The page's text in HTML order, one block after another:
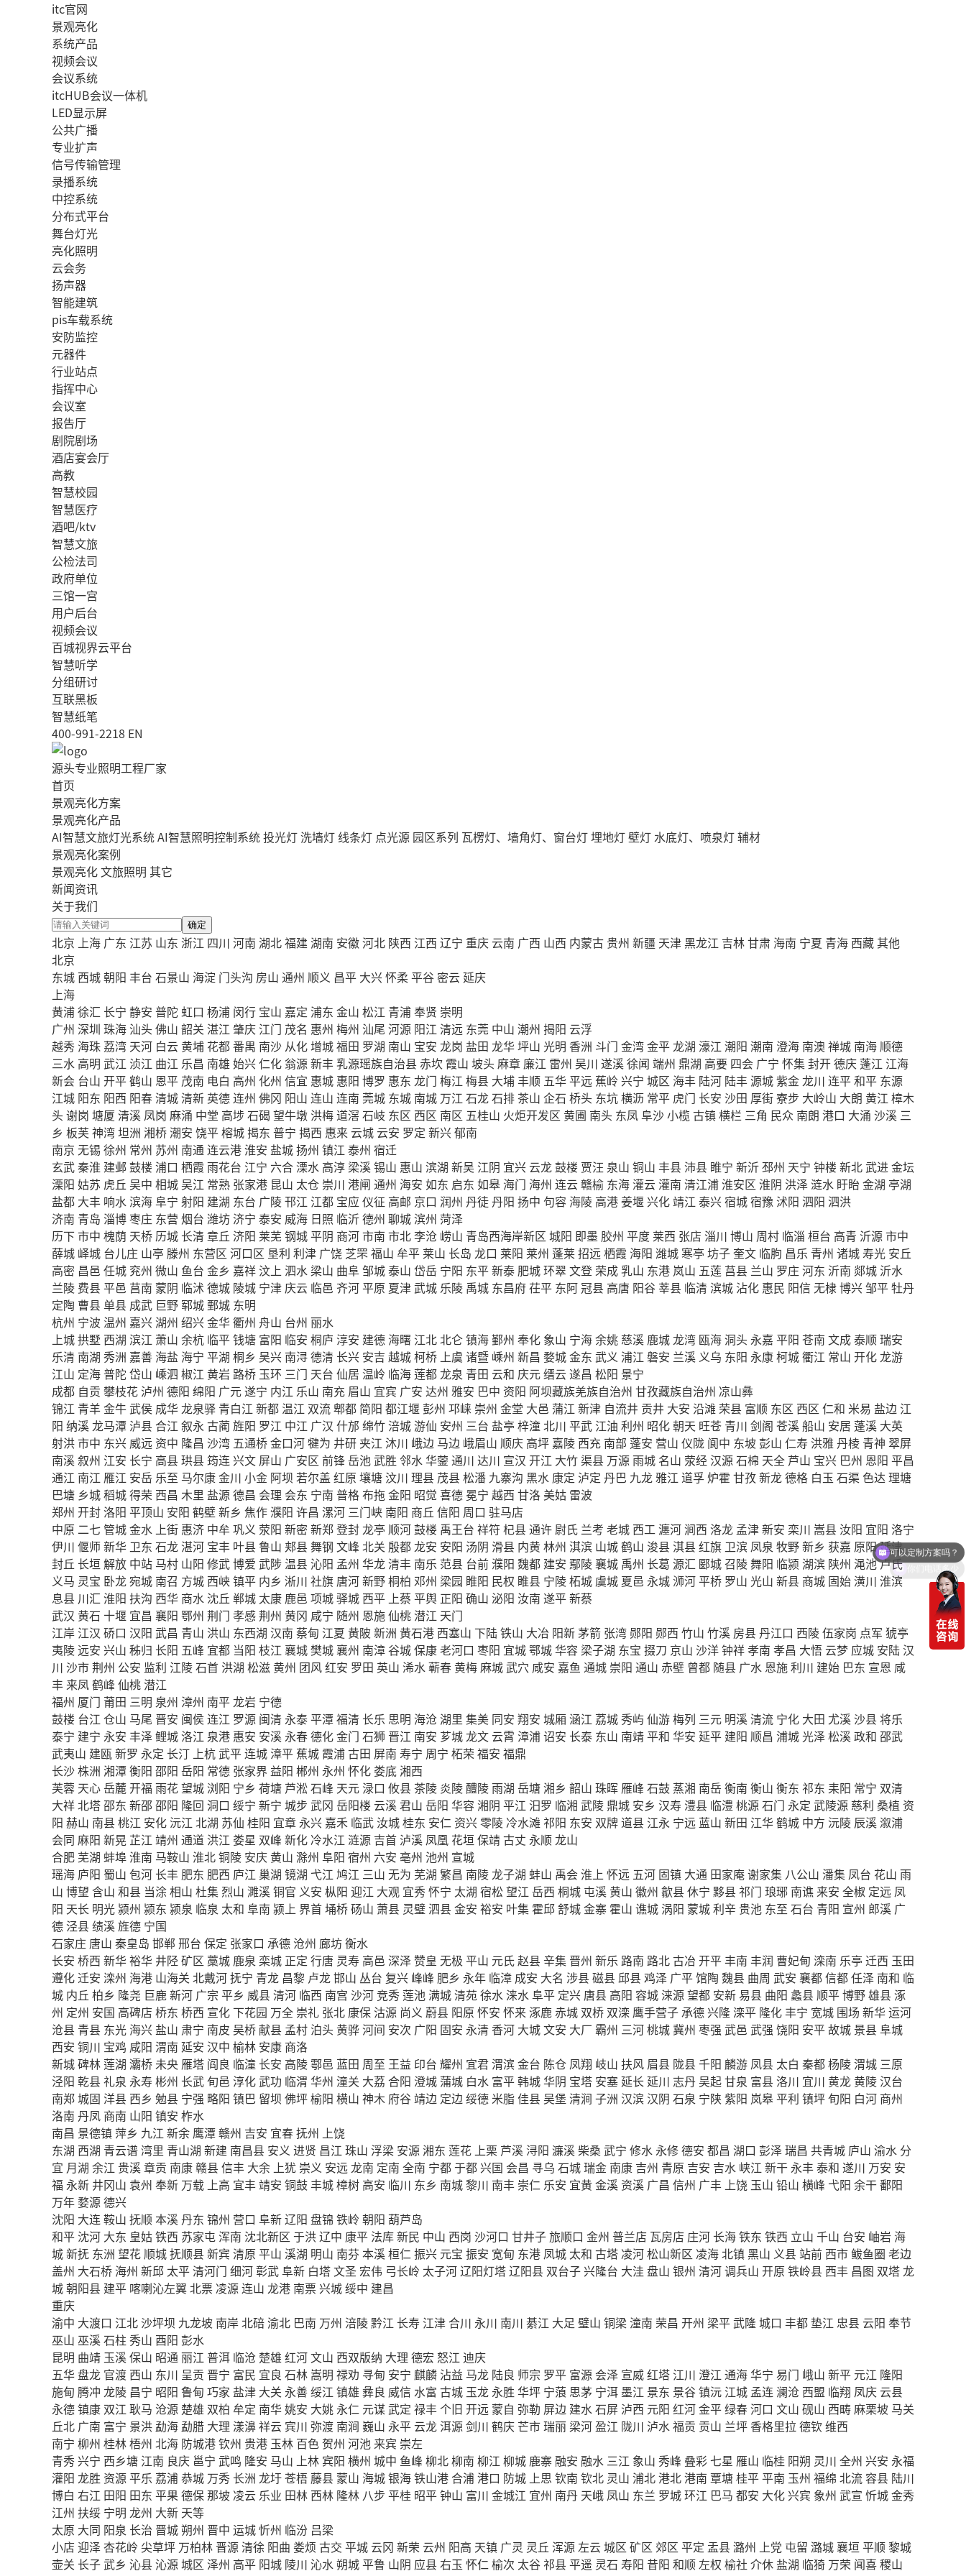
itc官网
景观亮化
系统产品
视频会议
会议系统
itcHUB会议一体机
LED显示屏
公共广播
专业扩声
信号传输管理
录播系统
中控系统
分布式平台
舞台灯光
亮化照明
云会务
扬声器
智能建筑
pis车载系统
安防监控
元器件
行业站点
指挥中心
会议室
报告厅
剧院剧场
酒店宴会厅
高教
智慧校园
智慧医疗
酒吧/ktv
智慧文旅
公检法司
政府单位
三馆一宫
用户后台
视频会议
百城视界云平台
智慧听学
分组研讨
互联黑板
智慧纸笔
400-991-2218 EN
源头专业照明工程厂家
首页
景观亮化方案
景观亮化产品
AI智慧文旅灯光系统AI智慧照明控制系统投光灯洗墙灯线条灯 点光源 园区系列 瓦楞灯、墙角灯、窗台灯埋地灯壁灯水底灯、喷泉灯辅材
景观亮化案例
景观亮化文旅照明 其它
新闻资讯
关于我们
确定
北京 上海 广东 江苏 山东 浙江 四川 河南 湖北福建湖南 安徽河北 陕西 江西 辽宁 重庆 云南 广西 山西 内蒙古 贵州 新疆 天津黑龙江 吉林甘肃 海南 宁夏 青海 西藏其他
北京
东城 西城朝阳 丰台 石景山 海淀 门头沟 房山 通州 顺义 昌平 大兴怀柔平谷 密云延庆
上海
黄浦徐汇 长宁 静安 普陀 虹口 杨浦 闵行 宝山 嘉定 浦东 金山 松江 青浦奉贤 崇明
广州 深圳 珠海 汕头佛山 韶关 湛江 肇庆 江门 茂名 惠州 梅州 汕尾 河源 阳江 清远 东莞 中山 潮州 揭阳 云浮
越秀 海珠 荔湾 天河 白云黄埔 花都番禺 南沙 从化增城福田 罗湖 南山 宝安 龙岗 盐田 龙华坪山 光明 香洲 斗门 金湾金平龙湖 濠江 潮阳 潮南 澄海 南澳禅城 南海 顺德
三水 高明 武江 浈江 曲江 乐昌 南雄 始兴仁化 翁源新丰乳源瑶族自治县赤坎 霞山 坡头麻章 廉江 雷州 吴川 遂溪徐闻 端州 鼎湖 高要 四会 广宁 怀集封开德庆 蓬江 江海
新会 台山 开平鹤山 恩平 茂南 电白 高州 化州 信宜 惠城 惠阳 博罗 惠东 龙门 梅江 梅县 大埔丰顺 五华平远 蕉岭 兴宁 城区 海丰 陆河 陆丰源城紫金龙川 连平和平 东源
江城 阳东 阳西 阳春清城清新 英德连州 佛冈 阳山 连山 连南 莞城 东城 南城 万江 石龙石排茶山 企石 桥头 东坑横沥 常平 虎门 长安 沙田 厚街寮步 大岭山 大朗 黄江 樟木
头谢岗 塘厦 清溪 凤岗 麻涌 中堂 高埗石碣 望牛墩 洪梅道滘 石岐 东区 西区 南区 五桂山 火炬开发区 黄圃 南头 东凤阜沙小榄 古镇横栏 三角 民众 南朗 港口 大涌 沙溪 三
乡 板芙 神湾坦洲 湘桥潮安 饶平榕城揭东 普宁 揭西 惠来 云城 云安 罗定 新兴郁南
南京 无锡 徐州 常州 苏州 南通连云港淮安 盐城扬州 镇江 泰州 宿迁
玄武秦淮 建邺鼓楼 浦口 栖霞 雨花台 江宁 六合 溧水 高淳 梁溪锡山 惠山 滨湖 新吴 江阴 宜兴 云龙鼓楼 贾汪 泉山 铜山 丰县 沛县 睢宁 新沂邳州 天宁 钟楼 新北武进金坛
溧阳 姑苏 虎丘 吴中 相城吴江 常熟 张家港 昆山 太仓 崇川 港闸 通州 海安 如东 启东 如皋 海门 海州 连云赣榆 东海灌云灌南 清江浦淮安区 淮阴 洪泽 涟水 盱眙金湖 亭湖
盐都 大丰 响水滨海阜宁 射阳 建湖 东台 广陵邗江 江都 宝应 仪征 高邮 京口 润州 丹徒丹阳 扬中 句容 海陵 高港姜堰兴化靖江 泰兴宿城宿豫 沭阳 泗阳 泗洪
济南 青岛 淄博枣庄 东营 烟台 潍坊济宁 泰安 威海 日照 临沂德州 聊城滨州 菏泽
历下市中 槐荫 天桥 历城 长清章丘 济阳 莱芜钢城平阴 商河市南 市北李沧 崂山 青岛西海岸新区 城阳 即墨 胶州 平度 莱西 张店 淄川 博山 周村 临淄 桓台 高青 沂源市中
薛城 峄城 台儿庄 山亭 滕州 东营区 河口区 垦利 利津 广饶 芝罘福山 牟平 莱山 长岛 龙口 莱阳 莱州 蓬莱招远 栖霞 海阳 潍城 寒亭 坊子奎文 临朐 昌乐 青州 诸城寿光 安丘
高密 昌邑 任城 兖州 微山 鱼台 金乡 嘉祥 汶上 泗水 梁山 曲阜邹城泰山 岱岳 宁阳 东平新泰 肥城环翠文登 荣成乳山 东港 岚山 五莲 莒县 兰山 罗庄河东 沂南 郯城 沂水
兰陵 费县平邑 莒南 蒙阴 临沭德城 陵城 宁津 庆云 临邑 齐河平原 夏津武城 乐陵 禹城 东昌府茌平 东阿冠县 高唐 阳谷莘县 临清滨城 沾化 惠民 阳信无棣博兴邹平牡丹
定陶 曹县单县 成武 巨野 郓城 鄄城 东明
杭州 宁波 温州 嘉兴湖州 绍兴金华衢州 舟山 台州 丽水
上城拱墅 西湖 滨江 萧山 余杭 临平钱塘 富阳 临安 桐庐 淳安 建德 海曙 江北北仑镇海鄞州 奉化 象山 宁海余姚 慈溪 鹿城龙湾 瓯海洞头 永嘉 平阳 苍南 文成泰顺瑞安
乐清 南湖 秀洲 嘉善 海盐 海宁 平湖 桐乡 吴兴 南浔德清 长兴 安吉 越城柯桥 上虞 诸暨 嵊州 新昌 婺城金东 武义 浦江 磐安 兰溪 义乌 东阳 永康柯城衢江 常山 开化龙游
江山 定海普陀 岱山 嵊泗 椒江 黄岩 路桥 玉环 三门 天台 仙居 温岭 临海莲都龙泉 青田 云和 庆元缙云遂昌 松阳 景宁
成都 自贡 攀枝花 泸州 德阳 绵阳 广元遂宁 内江 乐山 南充 眉山 宜宾 广安 达州 雅安 巴中 资阳 阿坝藏族羌族自治州 甘孜藏族自治州 凉山彝
锦江 青羊金牛武侯 成华龙泉驿 青白江 新都 温江 双流郫都 简阳 都江堰彭州 邛崃 崇州 金堂 大邑 蒲江 新津 自流井 贡井 大安 沿滩 荣县 富顺 东区 西区 仁和 米易 盐边 江
阳 纳溪龙马潭 泸县合江 叙永古蔺旌阳 罗江 中江 广汉 什邡 绵竹 涪城游仙 安州 三台 盐亭 梓潼北川 平武 江油 利州 昭化朝天 旺苍 青川 剑阁 苍溪船山 安居 蓬溪 大英
射洪市中 东兴 威远 资中 隆昌 沙湾 五通桥金口河犍为 井研 夹江 沐川 峨边 马边 峨眉山 顺庆 高坪 嘉陵 西充 南部 蓬安 营山 仪陇 阆中 东坡彭山 仁寿 洪雅丹棱 青神 翠屏
南溪叙州 江安 长宁 高县珙县筠连兴文 屏山 广安区 前锋岳池武胜 邻水华蓥 通川 达川 宣汉 开江 大竹 渠县 万源雨城 名山 荥经汉源石棉 天全 芦山 宝兴 巴州 恩阳 平昌
通江 南江 雁江 安岳 乐至 马尔康金川 小金 阿坝 若尔盖 红原 壤塘 汶川 理县 茂县松潘 九寨沟 黑水 康定 泸定 丹巴 九龙雅江 道孚炉霍 甘孜新龙德格 白玉 石渠色达 理塘
巴塘 乡城稻城得荣 西昌 木里 盐源德昌 会理 会东 宁南 普格布拖金阳 昭觉 喜德 冕宁 越西 甘洛 美姑 雷波
郑州 开封洛阳 平顶山 安阳 鹤壁新乡 焦作濮阳 许昌 漯河 三门峡 南阳 商丘 信阳 周口 驻马店
中原 二七 管城金水 上街 惠济 中牟巩义 荥阳 新密 新郑登封龙亭 顺河鼓楼 禹王台 祥符 杞县通许 尉氏 兰考 老城 西工瀍河涧西 洛龙 孟津新安 栾川 嵩县 汝阳 宜阳 洛宁
伊川 偃师新华 卫东 石龙湛河 宝丰 叶县鲁山 郏县舞钢 文峰 北关 殷都龙安 安阳 汤阴 滑县 内黄林州 淇滨 山城鹤山 浚县淇县红旗 卫滨 凤泉 牧野新乡 获嘉 原阳延津
封丘 长垣解放 中站 马村 山阳 修武博爱 武陟 温县沁阳 孟州 华龙清丰 南乐 范县 台前濮阳 魏都 建安 鄢陵襄城 禹州 长葛 源汇 郾城召陵舞阳 临颍 湖滨 陕州 渑池卢氏
义马 灵宝 卧龙宛城 南召 方城 西峡镇平 内乡 淅川 社旗 唐河新野桐柏 邓州 梁园 睢阳 民权 睢县 宁陵柘城 虞城 夏邑 永城浉河平桥 罗山 光山 新县 商城 固始潢川 淮滨
息县 川汇 淮阳 扶沟 西华 商水 沈丘 郸城 太康 鹿邑 项城驿城 西平 上蔡 平舆 正阳 确山 泌阳 汝南 遂平新蔡
武汉 黄石 十堰 宜昌 襄阳 鄂州 荆门 孝感荆州 黄冈 咸宁 随州 恩施仙桃潜江 天门
江岸 江汉 硚口 汉阳 武昌 青山 洪山 东西湖 汉南 蔡甸 江夏 黄陂 新洲 黄石港 西塞山 下陆铁山 大冶 阳新茅箭 张湾 郧阳 郧西 竹山 竹溪 房县丹江口 西陵伍家岗 点军 猇亭
夷陵远安 兴山 秭归 长阳 五峰 宜都 当阳 枝江 襄城樊城襄州 南漳谷城保康老河口 枣阳 宜城鄂城华容 梁子湖 东宝 掇刀 京山 沙洋钟祥孝南 孝昌 大悟 云梦 应城 安陆汉
川 沙市荆州 公安 监利 江陵石首 洪湖 松滋黄州 团风红安 罗田 英山 浠水蕲春黄梅麻城武穴 咸安 嘉鱼 通城 崇阳 通山 赤壁 曾都 随县 广水 恩施利川 建始 巴东 宣恩 咸
丰 来凤鹤峰 仙桃潜江
福州 厦门 莆田 三明 泉州 漳州 南平龙岩 宁德
鼓楼 台江 仓山 马尾 晋安 闽侯连江 罗源 闽清 永泰平潭福清 长乐 思明 海沧 湖里 集美 同安 翔安 城厢 涵江 荔城秀屿仙游梅列 三元 明溪清流 宁化 大田 尤溪沙县将乐
泰宁 建宁 永安 丰泽鲤城洛江 泉港 惠安 安溪 永春德化金门 石狮 晋江 南安 芗城龙文 云霄 漳浦诏安 长泰 东山 南靖平和 华安 延平 建阳 顺昌 浦城光泽松溪政和 邵武
武夷山 建瓯新罗 永定 长汀 上杭武平连城 漳平 蕉城 霞浦古田 屏南 寿宁 周宁 柘荣 福安 福鼎
长沙株洲 湘潭衡阳 邵阳 岳阳 常德 张家界 益阳 郴州 永州 怀化 娄底湘西
芙蓉 天心岳麓开福 雨花望城 浏阳 宁乡 荷塘 芦淞石峰 天元 渌口 攸县茶陵 炎陵醴陵雨湖 岳塘湘乡 韶山 珠晖 雁峰 石鼓 蒸湘 南岳衡南 衡山 衡东 祁东 耒阳 常宁 双清
大祥北塔邵东 新邵邵阳 隆回 洞口 绥宁 新宁 城步 武冈 岳阳楼 云溪君山 岳阳 华容湘阴 平江 汨罗 临湘 武陵鼎城 安乡 汉寿 澧县 临澧桃源石门 永定 武陵源 慈利 桑植 资
阳 赫山 南县桃江 安化沅江 北湖 苏仙 桂阳 宜章 永兴 嘉禾 临武 汝城桂东 安仁 资兴零陵 冷水滩 祁阳 东安 双牌道县 江永 宁远 蓝山 新田 江华鹤城 中方 沅陵 辰溪 溆浦
会同 麻阳 新晃 芷江 靖州 通道 洪江 娄星 双峰 新化 冷水江 涟源 吉首 泸溪 凤凰 花垣保靖古丈 永顺龙山
合肥 芜湖 蚌埠淮南 马鞍山 淮北铜陵 安庆黄山 滁州 阜阳 宿州 六安 亳州 池州 宣城
瑶海 庐阳 蜀山 包河 长丰 肥东 肥西 庐江 巢湖 镜湖 弋江 鸠江 三山 无为 芜湖 繁昌 南陵龙子湖 蚌山 禹会淮上 怀远 五河 固镇 大通 田家庵谢家集 八公山 潘集 凤台 花山 雨
山 博望 含山 和县 当涂相山 杜集 烈山 濉溪铜官 义安 枞阳 迎江 大观 宜秀怀宁 太湖 宿松 望江 岳西 桐城 屯溪黄山 徽州 歙县休宁 黟县祁门 琅琊 南谯 来安 全椒 定远 凤
阳 天长 明光颍州 颍东 颍泉 临泉 太和 阜南 颍上 界首埇桥砀山 萧县 灵璧泗县金安 裕安 叶集 霍邱舒城金寨 霍山 谯城 涡阳 蒙城利辛 贵池 东至 石台 青阳 宣州 郎溪 广
德 泾县绩溪旌德 宁国
石家庄 唐山 秦皇岛 邯郸 邢台 保定 张家口 承德 沧州 廊坊衡水
长安 桥西 新华裕华 井陉矿区 藁城 鹿泉 栾城 正定 行唐 灵寿 高邑 深泽 赞皇 无极 平山 元氏赵县辛集 晋州 新乐 路南 路北古冶 开平丰南 丰润 曹妃甸 滦南 乐亭 迁西 玉田
遵化迁安 滦州 海港 山海关 北戴河抚宁 青龙 昌黎 卢龙邯山 丛台 复兴 峰峰 肥乡 永年 临漳 成安 大名 涉县磁县邱县鸡泽 广平馆陶 魏县 曲周 武安 襄都信都任泽 南和 临
城 内丘 柏乡 隆尧 巨鹿新河 广宗 平乡 威县清河 临西 南宫 沙河竞秀莲池 满城清苑徐水 涞水阜平 定兴 唐县 高阳 容城 涞源望都 安新易县 曲阳 蠡县 顺平博野雄县涿
州 定州 安国 高碑店 桥东 桥西 宣化下花园 万全 崇礼 张北 康保 沽源 尚义 蔚县 阳原 怀安 怀来涿鹿赤城 双桥 双滦 鹰手营子承德兴隆 滦平 隆化丰宁 宽城 围场 新华运河
沧县 青县 东光 海兴 盐山 肃宁 南皮 吴桥献县 孟村 泊头黄骅河间 安次 广阳 固安 永清 香河 大城文安 大厂 霸州 三河桃城冀州 枣强 武邑 武强 饶阳 安平故城 景县阜城
西安 铜川 宝鸡 咸阳 渭南 延安 汉中 榆林 安康 商洛
新城碑林莲湖 灞桥未央 雁塔 阎良 临潼 长安 高陵鄠邑 蓝田 周至 王益 印台 耀州 宜君渭滨金台 陈仓 凤翔 岐山 扶风 眉县 陇县千阳 麟游 凤县 太白 秦都杨陵渭城 三原
泾阳 乾县礼泉 永寿彬州 长武旬邑 淳化武功 临渭 华州 潼关 大荔 合阳 澄城蒲城 白水 富平韩城华阴 宝塔 安塞延长 延川 志丹吴起甘泉 富县洛川 宜川 黄龙黄陵汉台
南郑城固 洋县 西乡 勉县 宁强 略阳 镇巴 留坝 佛坪榆阳 横山 神木 府谷靖边 定边绥德 米脂佳县吴堡 清涧 子洲 汉滨汉阴 石泉 宁陕紫阳 岚皋平利 镇坪旬阳 白河 商州
洛南 丹凤 商南 山阳 镇安 柞水
南昌 景德镇萍乡 九江 新余 鹰潭赣州 吉安 宜春抚州 上饶
东湖 西湖 青云谱湾里 青山湖 新建 南昌县 安义 进贤 昌江 珠山 浮梁 安源湘东 莲花 上栗 芦溪 浔阳 濂溪柴桑武宁 修水 永修德安 都昌 湖口 彭泽瑞昌 共青城 庐山 渝水 分
宜 月湖 余江 贵溪章贡 南康赣县信丰 大余 上犹 崇义 安远 龙南 定南 全南 宁都于都兴国 会昌 寻乌 石城瑞金 南康 吉州 青原 吉安 吉水 峡江 新干 永丰泰和 遂川 万安 安
福 永新 井冈山 袁州 奉新 万载 上高 宜丰靖安 铜鼓丰城樟树 高安 临川 东乡 南城黎川 南丰 崇仁 乐安 宜黄金溪 资溪 广昌 信州 广丰 上饶 玉山 铅山 横峰 弋阳 余干鄱阳
万年婺源德兴
沈阳 大连鞍山 抚顺本溪丹东 锦州 营口 阜新辽阳 盘锦 铁岭 朝阳 葫芦岛
和平 沈河 大东 皇姑铁西 苏家屯 浑南 沈北新区 于洪辽中 康平 法库新民 中山 西岗 沙河口 甘井子旅顺口 金州 普兰店 瓦房店 庄河 长海铁东 铁西 立山 千山 台安 岫岩 海
城新抚 东洲 望花 顺城抚顺县新宾 清原 平山 溪湖 明山 南芬 本溪桓仁振兴 元宝 振安 宽甸 东港 凤城 太和 古塔 凌河松山新区 凌海北镇黑山 义县 站前 西市 鲅鱼圈 老边
盖州 大石桥 海州 新邱 太平清河门 细河彰武阜新 白塔文圣宏伟 弓长岭 太子河辽阳灯塔辽阳县 双台子兴隆台 大洼 盘山 银州 清河调兵山 开原 铁岭县 西丰 昌图 双塔龙
城朝阳县 建平 喀喇沁左翼北票 凌源连山 龙港 南票兴城绥中 建昌
重庆
渝中 大渡口 江北沙坪坝 九龙坡 南岸北碚渝北 巴南 万州 涪陵黔江 长寿 江津合川 永川 南川 綦江 大足 璧山 铜梁潼南 荣昌 开州 梁平武隆城口 丰都 垫江 忠县 云阳 奉节
巫山 巫溪石柱 秀山 酉阳 彭水
昆明 曲靖 玉溪保山 昭通丽江 普洱 临沧 楚雄 红河文山 西双版纳 大理 德宏 怒江 迪庆
五华盘龙 官渡 西山 东川 呈贡 晋宁 富民 宜良 石林嵩明 禄劝 寻甸 安宁 麒麟 沾益 马龙 陆良 师宗 罗平 富源 会泽 宣威红塔 江川 澄江 通海华宁 易门 峨山 新平 元江 隆阳
施甸 腾冲 龙陵 昌宁 昭阳 鲁甸 巧家 盐津 大关 永善绥江 镇雄 彝良 威信水富 古城 玉龙 永胜 华坪 宁蒗 思茅 宁洱 墨江 景东 景谷镇沅 江城 孟连 澜沧 西盟 临翔 凤庆 云县
永德镇康 双江 耿马 沧源 楚雄 双柏 牟定 南华姚安 大姚 永仁 元谋武定 禄丰个旧 开远 蒙自 弥勒 屏边 建水石屏 泸西 元阳 红河金平绿春河口 文山 砚山 西畴麻栗坡 马关
丘北 广南 富宁 景洪 勐海 勐腊 大理 漾濞祥云 宾川 弥渡 南涧 巍山 永平 云龙 洱源剑川 鹤庆 芒市瑞丽 梁河盈江 陇川 泸水福贡 贡山 兰坪 香格里拉 德钦维西
南宁 柳州 桂林梧州 北海 防城港钦州 贵港 玉林 百色贺州 河池 来宾 崇左
青秀兴宁 西乡塘 江南 良庆 邕宁 武鸣 隆安 马山 上林 宾阳 横州 城中 鱼峰 柳北柳南 柳江 柳城 鹿寨融安 融水 三江 象山 秀峰 叠彩七星 雁山 临桂 阳朔 灵川 全州 兴安 永福
灌阳 龙胜 资源平乐 荔浦恭城 万秀 长洲 龙圩苍梧 藤县蒙山 海城银海铁山港合浦港口 防城 上思 钦南 钦北 灵山 浦北港北港南 覃塘桂平平南 玉州 福绵 北流 容县 陆川
博白 右江 田阳 田东 平果 德保那坡 凌云 乐业 田林 西林 隆林 八步 平桂 昭平钟山 富川 金城江 宜州 南丹 天峨 凤山 东兰 罗城环江 巴马 都安 大化兴宾 象州 武宣 忻城金秀
江州 扶绥 宁明 龙州 大新 天等
太原 大同 阳泉 长治 晋城朔州 晋中 运城忻州 临汾 吕梁
小店 迎泽杏花岭 尖草坪 万柏林 晋源清徐 阳曲 娄烦 古交 平城 云冈 新荣 云州 阳高 天镇 广灵 灵丘 浑源左云城区 矿区 郊区 平定 盂县潞州 上党 屯留 潞城襄垣平顺黎城
壶关 长子武乡 沁县沁源城区 泽州 高平 阳城 陵川 沁水朔城平鲁 山阴 应县右玉 怀仁榆次 太谷祁县平遥 灵石 寿阳 昔阳 和顺左权 榆社 介休 盐湖 临猗 万荣 闻喜稷山
你们电话多少